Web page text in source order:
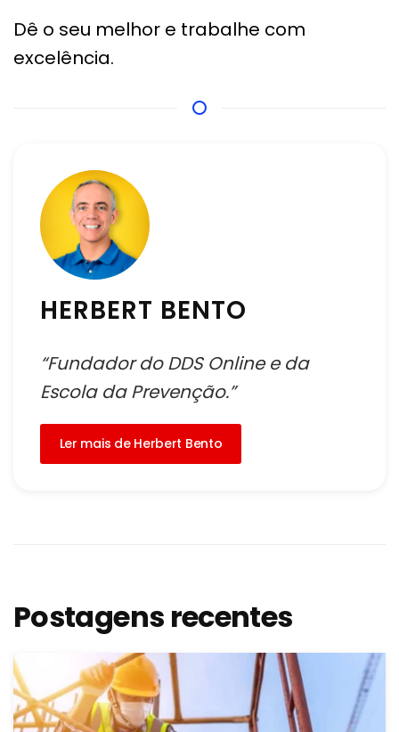
Dê o seu melhor e trabalhe com
excelência.
HERBERT BENTO
“Fundador do DDS Online e da
Escola da Prevenção.”
Ler mais de Herbert Bento
Postagens recentes